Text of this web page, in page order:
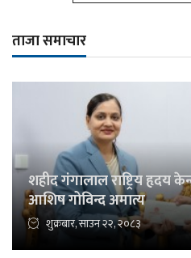
ताजा समाचार
शहीद गंगालाल राष्ट्रिय हृदय
आशिष गोविन्द अमात्य
शुक्रबार, साउन २२, २०८३